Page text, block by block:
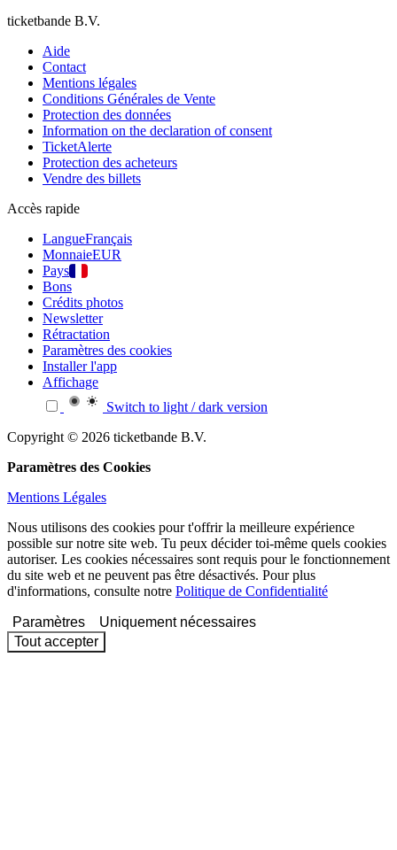
ticketbande B.V.
Aide
Contact
Mentions légales
Conditions Générales de Vente
Protection des données
Information on the declaration of consent
TicketAlerte
Protection des acheteurs
Vendre des billets
Accès rapide
LangueFrançais
MonnaieEUR
Pays
Bons
Crédits photos
Newsletter
Rétractation
Paramètres des cookies
Installer l'app
Affichage
Switch to light / dark version
Copyright © 2026 ticketbande B.V.
Paramètres des Cookies
Mentions Légales
Nous utilisons des cookies pour t'offrir la meilleure expérience
possible sur notre site web. Tu peux décider toi-même quels cookies
autoriser. Les cookies nécessaires sont requis pour le fonctionnement
du site web et ne peuvent pas être désactivés. Pour plus
d'informations, consulte notre Politique de Confidentialité
Paramètres
Uniquement nécessaires
Tout accepter